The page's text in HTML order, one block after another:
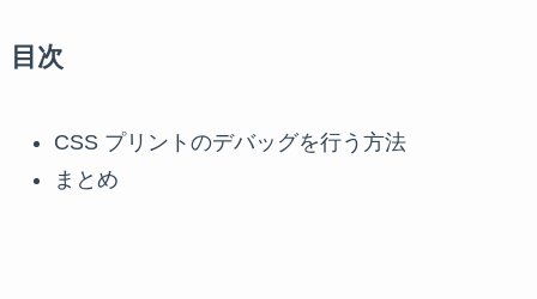
目次
CSS プリントのデバッグを行う方法
まとめ